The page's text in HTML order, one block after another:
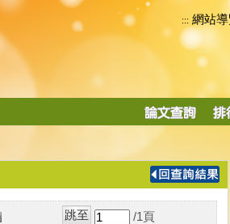
::: 網站導
導
/1 頁